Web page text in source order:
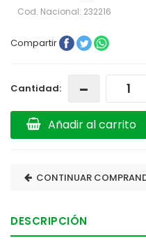
Cod. Nacional: 232216
Compartir
Cantidad:
Añadir al carrito
CONTINUAR
DESCRIPCIÓN